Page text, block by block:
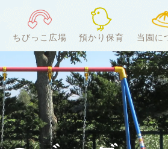
ちびっこ広場 預かり保育 当園に